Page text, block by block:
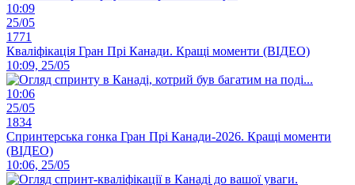
10:09
25/05
1771
Кваліфікація Гран Прі Канади. Кращі моменти (ВІДЕО)
10:09, 25/05
10:06
25/05
1834
Спринтерська гонка Гран Прі Канади-2026. Кращі моменти
(ВІДЕО)
10:06, 25/05